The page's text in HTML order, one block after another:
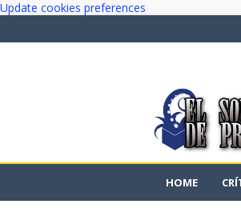
Update cookies preferences
HOME